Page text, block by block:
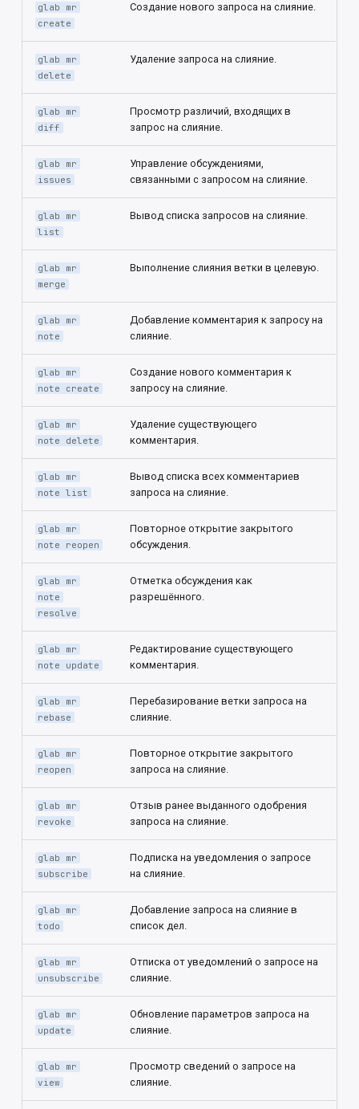
glab mr
create
Создание нового запроса на слияние.
glab mr
delete
Удаление запроса на слияние.
glab mr
diff
Просмотр различий, входящих в
запрос на слияние.
glab mr
issues
Управление обсуждениями,
связанными с запросом на слияние.
glab mr
list
Вывод списка запросов на слияние.
glab mr
merge
Выполнение слияния ветки в целевую.
glab mr
note
Добавление комментария к запросу на
слияние.
glab mr
note create
Создание нового комментария к
запросу на слияние.
glab mr
note delete
Удаление существующего
комментария.
glab mr
note list
Вывод списка всех комментариев
запроса на слияние.
glab mr
note reopen
Повторное открытие закрытого
обсуждения.
glab mr
note
resolve
Отметка обсуждения как
разрешённого.
glab mr
note update
Редактирование существующего
комментария.
glab mr
rebase
Перебазирование ветки запроса на
слияние.
glab mr
reopen
Повторное открытие закрытого
запроса на слияние.
glab mr
revoke
Отзыв ранее выданного одобрения
запроса на слияние.
glab mr
subscribe
Подписка на уведомления о запросе
на слияние.
glab mr
todo
Добавление запроса на слияние в
список дел.
glab mr
unsubscribe
Отписка от уведомлений о запросе на
слияние.
glab mr
update
Обновление параметров запроса на
слияние.
glab mr
view
Просмотр сведений о запросе на
слияние.